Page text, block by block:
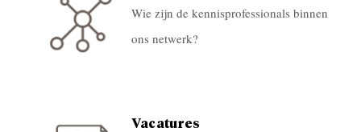
Wie zijn de kennisprofessionals binnen
ons netwerk?
Vacatures